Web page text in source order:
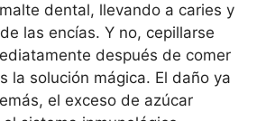
dental, llevando a caries y
las encías. Y no, cepillarse
después de comer
la solución mágica. El daño ya
el exceso de azúcar